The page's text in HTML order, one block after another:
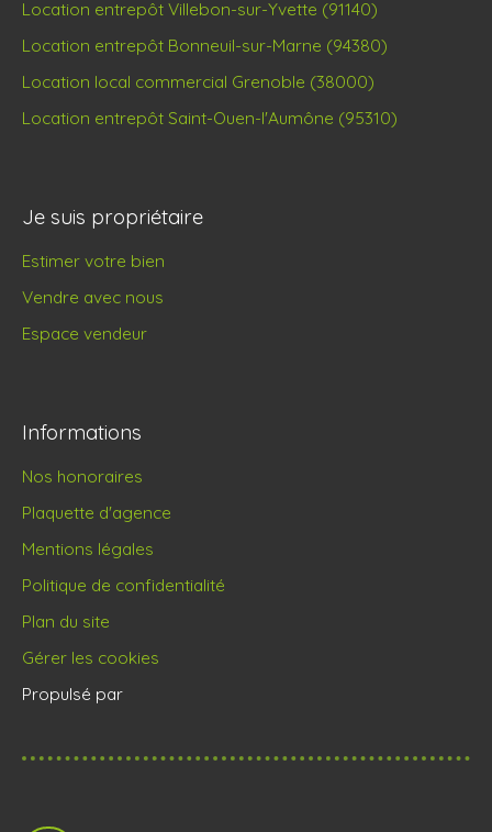
Location entrepôt Villebon-sur-Yvette (91140)
Location entrepôt Bonneuil-sur-Marne (94380)
Location local commercial Grenoble (38000)
Location entrepôt Saint-Ouen-l'Aumône (95310)
Je suis propriétaire
Estimer votre bien
Vendre avec nous
Espace vendeur
Informations
Nos honoraires
Plaquette d'agence
Mentions légales
Politique de confidentialité
Plan du site
Gérer les cookies
Propulsé par